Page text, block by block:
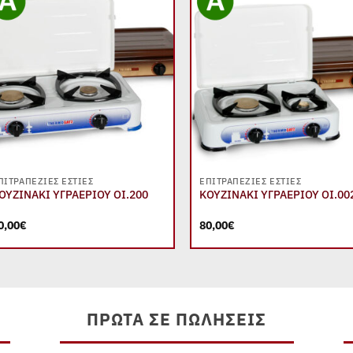
wishlist
ΕΣΤΊΕΣ
ΥΓΡΑΕΡΙΟΥ ΟΙ.200
€
+
ΕΠΙΤΡΑΠΈΖΙΕΣ ΕΣΤΊΕΣ
ΚΟΥΖΙΝΑΚΙ ΥΓΡΑΕΡΙΟΥ
80,00€
ΠΡΏΤΑ ΣΕ ΠΩΛΉΣΕΙΣ